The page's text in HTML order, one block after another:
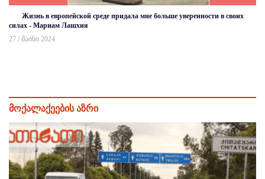
Жизнь в европейской среде придала мне больше уверенности в своих
силах - Мариам Лашхия
27 / მაისი 2024
მოქალაქეების აზრი